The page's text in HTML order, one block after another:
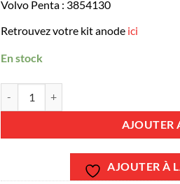
Volvo Penta : 3854130
Retrouvez votre kit anode ici
En stock
AJOUTER
AJOUTER À